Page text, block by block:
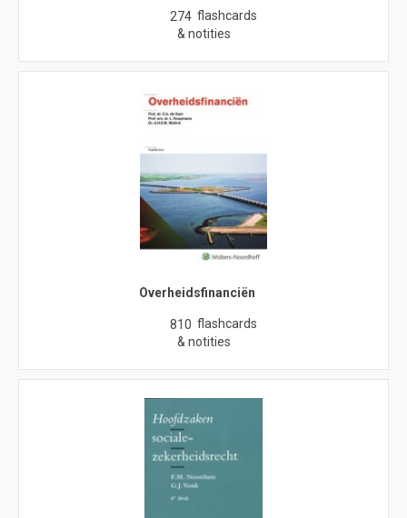
274 flashcards
& notities
Overheidsfinanciën
810 flashcards
& notities